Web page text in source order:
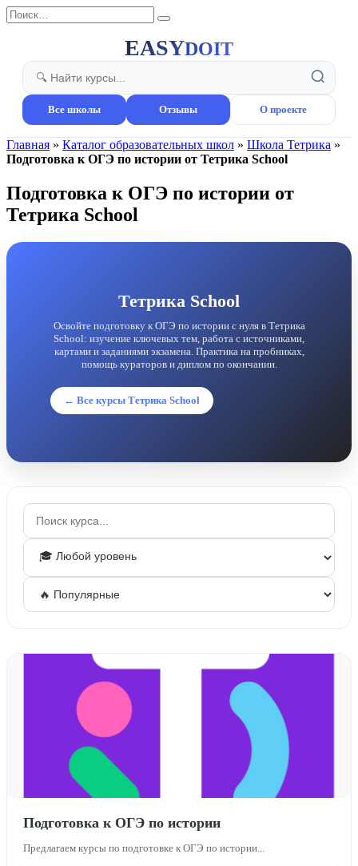
Перейти
к
Search
for:
EASYDOIT
Все школы Отзывы О проекте
Главная » Каталог образовательных школ » Школа Тетрика »
Подготовка к ОГЭ по истории от Тетрика School
Подготовка к ОГЭ по истории от
Тетрика School
Тетрика School
Освойте подготовку к ОГЭ по истории с нуля в Тетрика
School: изучение ключевых тем, работа с источниками,
картами и заданиями экзамена. Практика на пробниках,
помощь кураторов и диплом по окончании.
← Все курсы Тетрика School
Подготовка к ОГЭ по истории
Предлагаем курсы по подготовке к ОГЭ по истории...